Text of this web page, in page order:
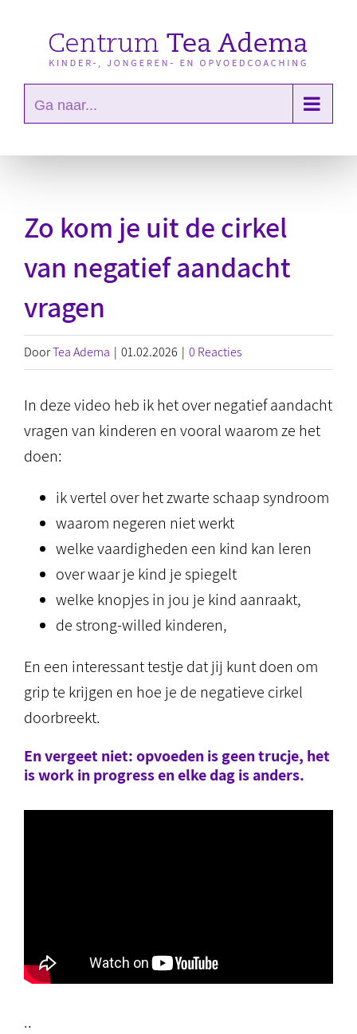
Ga naar...
Zo kom je uit de cirkel
van negatief aandacht
vragen
DoorTea Adema | 01.02.2026 | 0 Reacties
In deze video heb ik het over negatief aandacht
vragen van kinderen en vooral waarom ze het
doen:
ik vertel over het zwarte schaap syndroom
waarom negeren niet werkt
welke vaardigheden een kind kan leren
over waar je kind je spiegelt
welke knopjes in jou je kind aanraakt,
de strong-willed kinderen,
En een interessant testje dat jij kunt doen om
grip te krijgen en hoe je de negatieve cirkel
doorbreekt.
En vergeet niet: opvoeden is geen trucje, het
is work in progress en elke dag is anders.
..